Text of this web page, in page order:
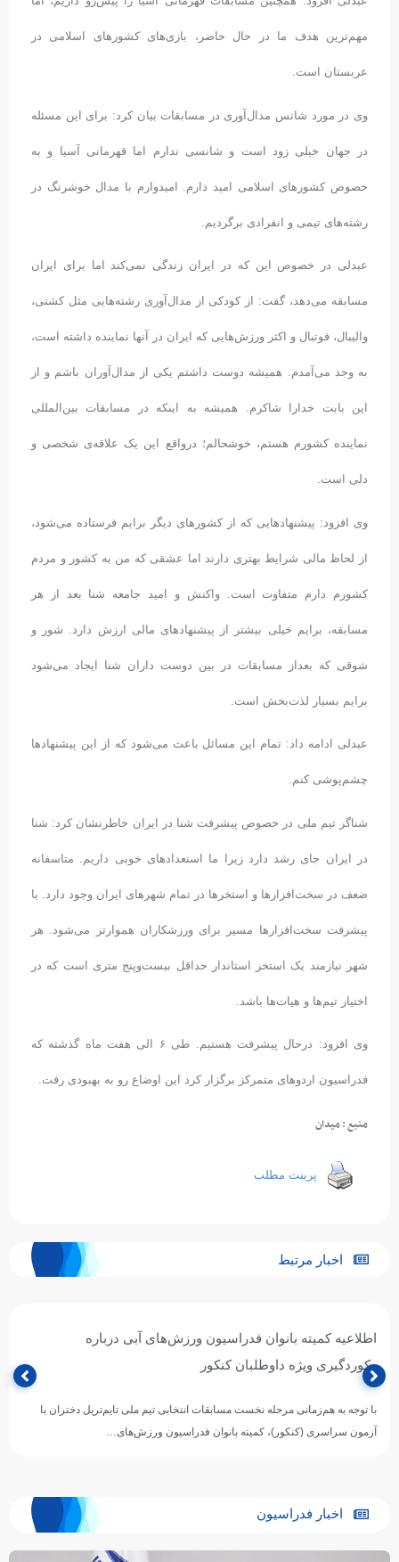
مهم‌ترین هدف ما در حال حاضر، بازی‌های کشورهای اسلامی در
عربستان است.
وی در مورد شانس مدال‌آوری در مسابقات بیان کرد: برای این مسئله
در جهان خیلی زود است و شانسی ندارم اما قهرمانی آسیا و به
خصوص کشورهای اسلامی امید دارم. امیدوارم با مدال خوشرنگ در
رشته‌های تیمی و انفرادی برگردیم.
عبدلی در خصوص این که در ایران زندگی نمی‌کند اما برای ایران
مسابقه می‌دهد، گفت: از کودکی از مدال‌آوری رشته‌هایی مثل کشتی،
والیبال، فوتبال و اکثر ورزش‌هایی که ایران در آنها نماینده داشته است،
به وجد می‌آمدم. همیشه دوست داشتم یکی از مدال‌آوران باشم و از
این بابت خدارا شاکرم. همیشه به اینکه در مسابقات بین‌المللی
نماینده کشورم هستم، خوشحالم؛ درواقع این یک علاقه‌ی شخصی و
دلی است.
وی افزود: پیشنهادهایی که از کشورهای دیگر برایم فرستاده می‌شود،
از لحاظ مالی شرایط بهتری دارند اما عشقی که من به کشور و مردم
کشورم دارم متفاوت است. واکنش و امید جامعه شنا بعد از هر
مسابقه، برایم خیلی بیشتر از پیشنهادهای مالی ارزش دارد. شور و
شوقی که بعداز مسابقات در بین دوست داران شنا ایجاد می‌شود
برایم بسیار لذت‌بخش است.
عبدلی ادامه داد: تمام این مسائل باعث می‌شود که از این پیشنهادها
چشم‌پوشی کنم.
شناگر تیم ملی در خصوص پیشرفت شنا در ایران خاطرنشان کرد: شنا
در ایران جای رشد دارد زیرا ما استعدادهای خوبی داریم. متاسفانه
ضعف در سخت‌افزارها و استخرها در تمام شهرهای ایران وجود دارد. با
پیشرفت سخت‌افزارها مسیر برای ورزشکاران هموارتر می‌شود. هر
شهر نیازمند یک استخر استاندار حداقل بیست‌وپنج متری است که در
اختیار تیم‌ها و هیات‌ها باشد.
وی افزود: درحال پیشرفت هستیم. طی ۶ الی هفت ماه گذشته که
فدراسیون اردوهای متمرکز برگزار کرد این اوضاع رو به بهبودی رفت.
منبع : میدان
پرینت مطلب
اخبار مرتبط
اطلاعیه کمیته بانوان فدراسیون ورزش‌های آبی درباره
رکوردگیری ویژه داوطلبان کنکور
با توجه به هم‌زمانی مرحله نخست مسابقات انتخابی تیم ملی تایم‌تریل دختران با
آزمون سراسری (کنکور)، کمیته بانوان فدراسیون ورزش‌های…
اخبار فدراسیون